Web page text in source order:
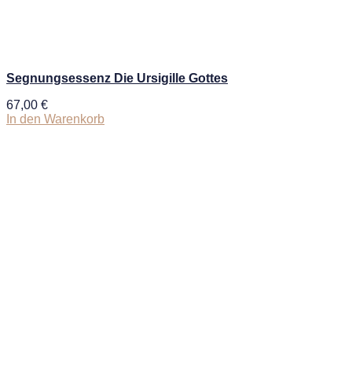
Segnungsessenz Die Ursigille Gottes
67,00 €
In den Warenkorb